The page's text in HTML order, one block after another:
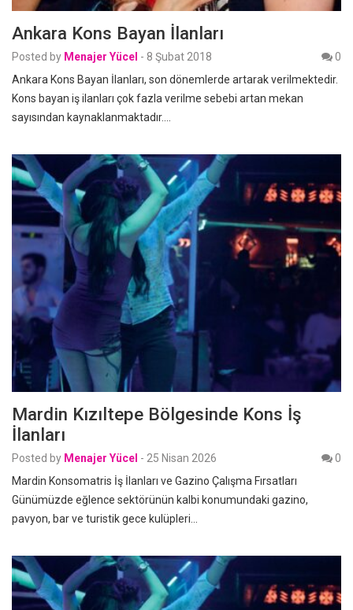
Ankara Kons Bayan İlanları
Posted by Menajer Yücel - 8 Şubat 2018
0
Ankara Kons Bayan İlanları, son dönemlerde artarak verilmektedir.
Kons bayan iş ilanları çok fazla verilme sebebi artan mekan
sayısından kaynaklanmaktadır.…
Mardin Kızıltepe Bölgesinde Kons İş
İlanları
Posted by Menajer Yücel - 25 Nisan 2026
0
Mardin Konsomatris İş İlanları ve Gazino Çalışma Fırsatları
Günümüzde eğlence sektörünün kalbi konumundaki gazino,
pavyon, bar ve turistik gece kulüpleri…